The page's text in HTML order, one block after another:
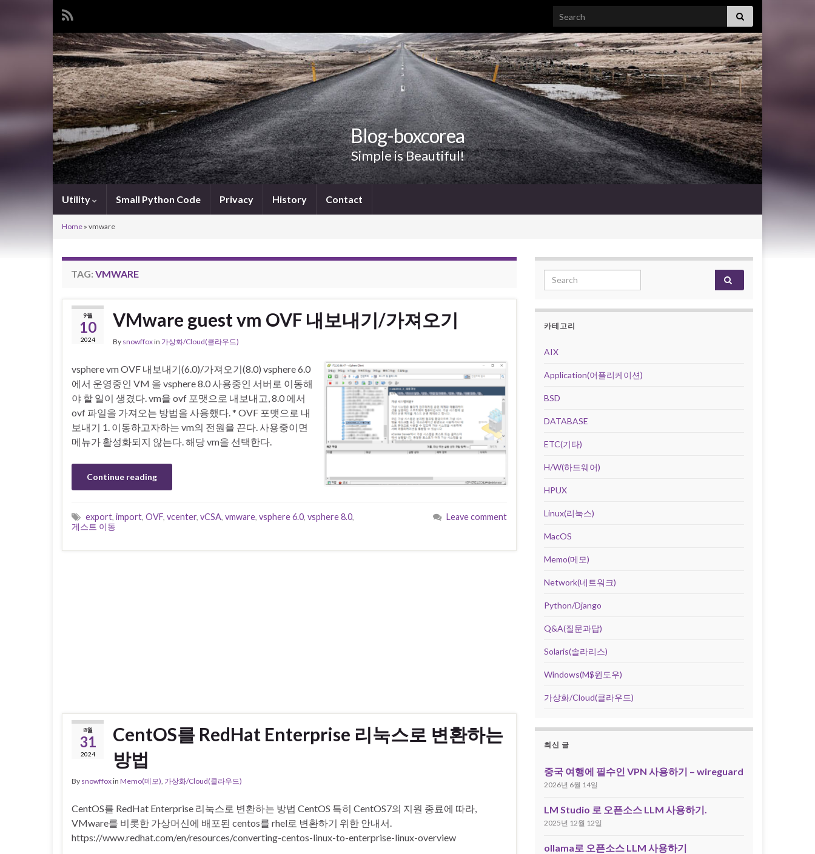
Search for:
Blog-boxcorea
Simple is Beautiful!
Utility Small Python Code Privacy History Contact
Home » vmware
TAG: VMWARE
9월
10
2024
VMware guest vm OVF 내보내기/가져오기
By snowffoxin 가상화/Cloud(클라우드)
vsphere vm OVF 내보내기(6.0)/가져오기(8.0) vsphere 6.0
에서 운영중인 VM 을 vsphere 8.0 사용중인 서버로 이동해
야 할 일이 생겼다. vm을 ovf 포맷으로 내보내고, 8.0 에서
ovf 파일을 가져오는 방법을 사용했다. * OVF 포맷으로 내
보내기 1. 이동하고자하는 vm의 전원을 끈다. 사용중이면
메뉴가 활성화되지 않는다. 해당 vm을 선택한다.
Continue reading
export, import, OVF, vcenter, vCSA, vmware, vsphere 6.0, vsphere 8.0,
게스트 이동
Leave comment
8월
31
2024
CentOS를 RedHat Enterprise 리눅스로 변환하는
방법
By snowffoxin Memo(메모) 가상화/Cloud(클라우드)
CentOS를 RedHat Enterprise 리눅스로 변환하는 방법 CentOS 특히 CentOS7의 지원 종료에 따라,
VMware를 비롯한 가상머신에 배포된 centos를 rhel로 변환하기 위한 안내서.
https://www.redhat.com/en/resources/converting-centos-linux-to-enterprise-linux-overview
Search for:
카테고리
AIX
Application(어플리케이션)
BSD
DATABASE
ETC(기타)
H/W(하드웨어)
HPUX
Linux(리눅스)
MacOS
Memo(메모)
Network(네트워크)
Python/Django
Q&A(질문과답)
Solaris(솔라리스)
Windows(M$윈도우)
가상화/Cloud(클라우드)
최신 글
중국 여행에 필수인 VPN 사용하기 – wireguard
2026년 6월 14일
LM Studio 로 오픈소스 LLM 사용하기.
2025년 12월 12일
ollama로 오픈소스 LLM 사용하기